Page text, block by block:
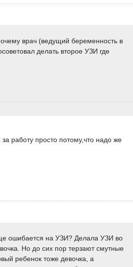
врач (ведущий беременность в
делать второе УЗИ где
работу просто потому,что надо же
ошибается на УЗИ? Делала УЗИ во
Но до сих пор терзают смутные
ребенок тоже девочка, а